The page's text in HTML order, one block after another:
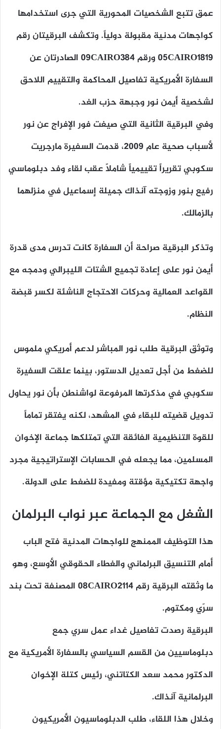
عمق تتبع الشخصيات المحورية التي جرى استخدامها
كواجهات مدنية مقبولة دولياً. وتكشف البرقيتان رقم
05CAIRO1819 ورقم 09CAIRO384 الصادرتان عن
السفارة الأمريكية تفاصيل المحاكمة والتقييم اللاحق
لشخصية أيمن نور وجبهة حزب الغد.
وفي البرقية الثانية التي صيغت فور الإفراج عن نور
لأسباب صحية عام 2009، قدمت السفيرة مارجريت
سكوبي تقريراً تقييمياً شاملاً عقب لقاء وفد دبلوماسي
رفيع بنور وزوجته آنذاك جميلة إسماعيل في منزلهما
بالزمالك.
وتذكر البرقية صراحة أن السفارة كانت تدرس مدى قدرة
أيمن نور على إعادة تجميع الشتات الليبرالي ودمجه مع
القواعد العمالية وحركات الاحتجاج الناشئة لكسر قبضة
النظام.
وتوثق البرقية طلب نور المباشر لدعم أمريكي ملموس
للضغط من أجل تعديل الدستور، بينما علقت السفيرة
سكوبي في مذكرتها المرفوعة لواشنطن بأن نور يحاول
تدويل قضيته للبقاء في المشهد، لكنه يفتقر تماماً
للقوة التنظيمية الفائقة التي تمتلكها جماعة الإخوان
المسلمين، مما يجعله في الحسابات الإستراتيجية مجرد
واجهة تكتيكية مؤقتة ومفيدة للضغط على الدولة.
الشغل مع الجماعة عبر نواب البرلمان
هذا التوظيف الممنهج للواجهات المدنية فتح الباب
أمام التنسيق البرلماني والغطاء الحقوقي الأوسع، وهو
ما وثقته البرقية رقم 08CAIRO2114 المصنفة تحت بند
سرّي ومكتوم.
البرقية رصدت تفاصيل غداء عمل سري جمع
دبلوماسيين من القسم السياسي بالسفارة الأمريكية مع
الدكتور محمد سعد الكتاتني، رئيس كتلة الإخوان
البرلمانية آنذاك.
وخلال هذا اللقاء، طلب الدبلوماسيون الأمريكيون